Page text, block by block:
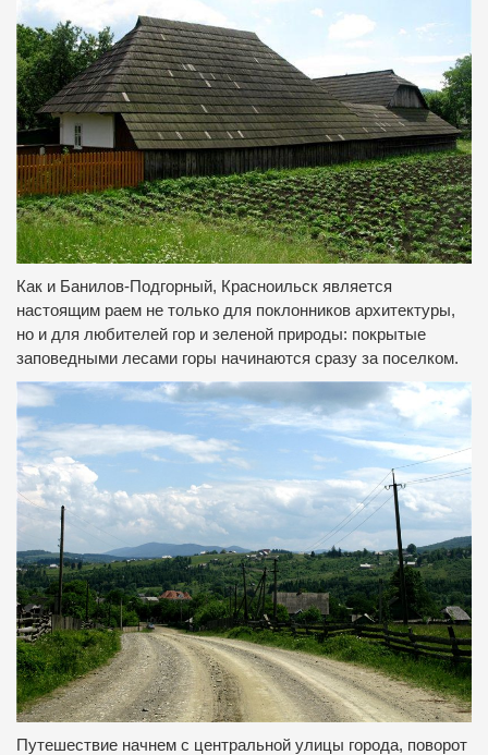
Как и Банилов-Подгорный, Красноильск является
настоящим раем не только для поклонников архитектуры,
но и для любителей гор и зеленой природы: покрытые
заповедными лесами горы начинаются сразу за поселком.
Путешествие начнем с центральной улицы города, поворот